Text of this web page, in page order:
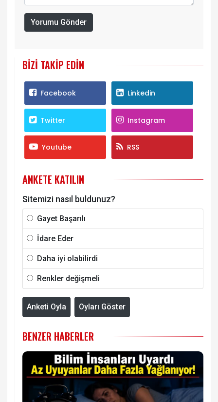
Yorumu Gönder
BIZI TAKIP EDIN
Facebook Linkedin
Twitter Instagram
Youtube RSS
ANKETE KATILIN
Sitemizi nasıl buldunuz?
Gayet Başarılı
İdare Eder
Daha iyi olabilirdi
Renkler değişmeli
Anketi Oyla Oyları Göster
BENZER HABERLER